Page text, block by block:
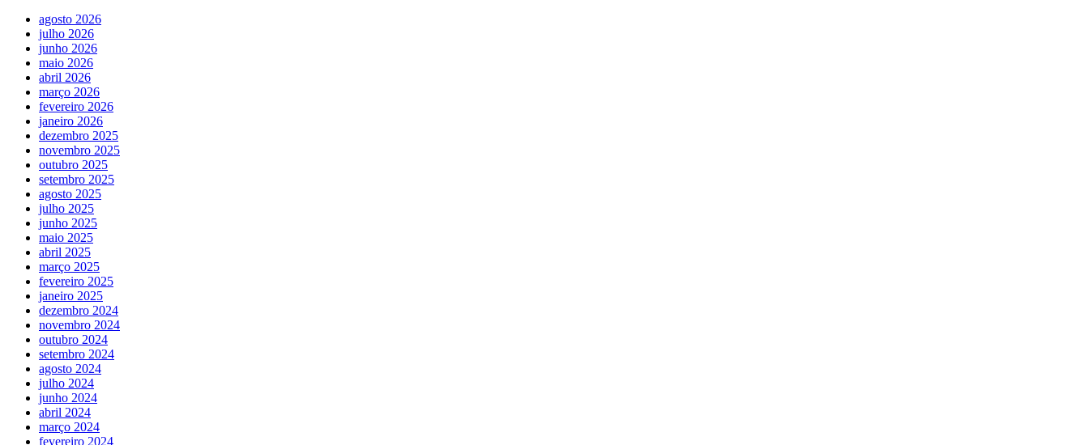
agosto 2026
julho 2026
junho 2026
maio 2026
abril 2026
março 2026
fevereiro 2026
janeiro 2026
dezembro 2025
novembro 2025
outubro 2025
setembro 2025
agosto 2025
julho 2025
junho 2025
maio 2025
abril 2025
março 2025
fevereiro 2025
janeiro 2025
dezembro 2024
novembro 2024
outubro 2024
setembro 2024
agosto 2024
julho 2024
junho 2024
abril 2024
março 2024
fevereiro 2024